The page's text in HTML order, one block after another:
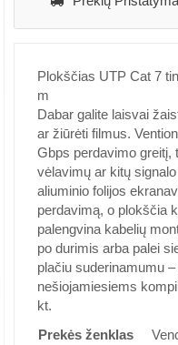
Plokščias UTP Cat 7
m
Dabar galite laisvai
ar žiūrėti filmus.
Gbps perdavimo greitį,
vėlavimų ar kitų
aliuminio folijos
perdavimą, o plokščia
palengvina kabelių
po durimis arba palei
plačiu suderinamumu
nešiojamiesiems
kt.
Prekės ženklas